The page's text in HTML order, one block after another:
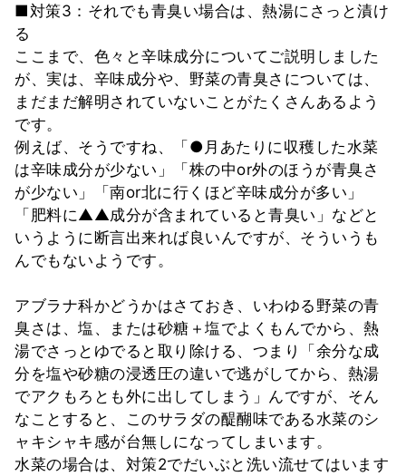
■対策3：それでも青臭い場合は、熱湯にさっと漬け
る
ここまで、色々と辛味成分についてご説明しました
が、実は、辛味成分や、野菜の青臭さについては、
まだまだ解明されていないことがたくさんあるよう
です。
例えば、そうですね、「●月あたりに収穫した水菜
は辛味成分が少ない」「株の中or外のほうが青臭さ
が少ない」「南or北に行くほど辛味成分が多い」
「肥料に▲▲成分が含まれていると青臭い」などと
いうように断言出来れば良いんですが、そういうも
んでもないようです。
アブラナ科かどうかはさておき、いわゆる野菜の青
臭さは、塩、または砂糖＋塩でよくもんでから、熱
湯でさっとゆでると取り除ける、つまり「余分な成
分を塩や砂糖の浸透圧の違いで逃がしてから、熱湯
でアクもろとも外に出してしまう」んですが、そん
なことすると、このサラダの醍醐味である水菜のシ
ャキシャキ感が台無しになってしまいます。
水菜の場合は、対策2でだいぶと洗い流せてはいます